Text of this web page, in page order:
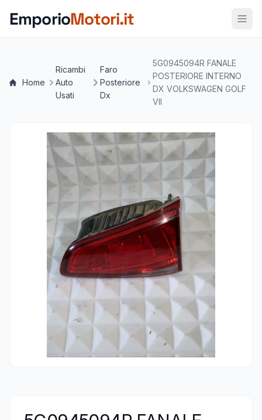
EmporioMotori.it
Home
Ricambi
Auto
Usati
Faro
Posteriore
Dx
5G0945094R FANALE
POSTERIORE INTERNO
DX VOLKSWAGEN GOLF
VII